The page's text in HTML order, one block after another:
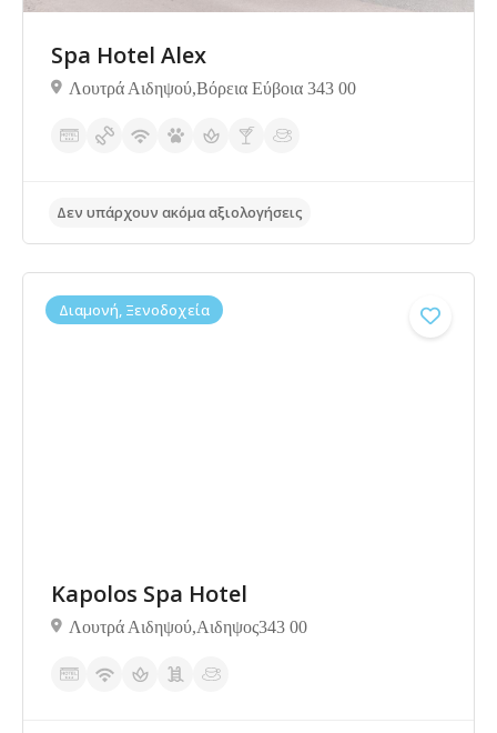
Spa Hotel Alex
Λουτρά Αιδηψού,Βόρεια Εύβοια 343 00
Διαμονή, Ξενοδοχεία
Kapolos Spa Hotel
Λουτρά Αιδηψού,Αιδηψος343 00